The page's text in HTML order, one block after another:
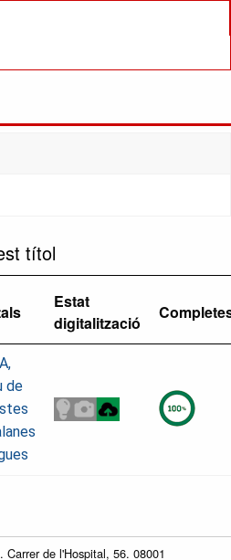
títol
Estat
digitalització
de
de l'Hospital, 56. 08001